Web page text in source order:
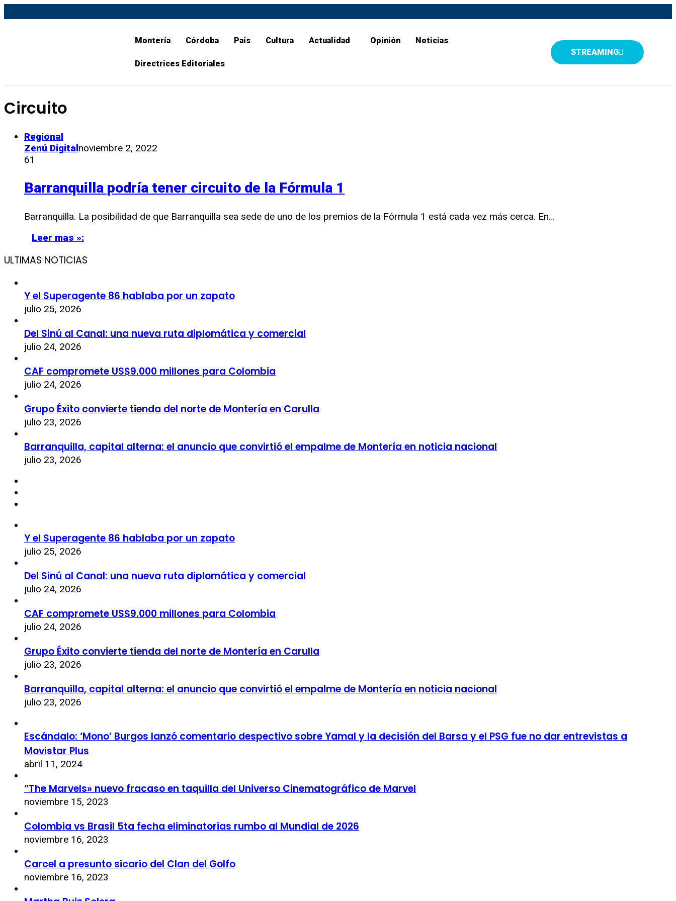
Montería Córdoba País Cultura Actualidad Opinión Noticias
Directrices Editoriales
STREAMING
Circuito
Regional
Zenú Digitalnoviembre 2, 2022
61
Barranquilla podría tener circuito de la Fórmula 1
Barranquilla. La posibilidad de que Barranquilla sea sede de uno de los premios de la Fórmula 1 está cada vez más cerca. En…
Leer mas »:
ULTIMAS NOTICIAS
Y el Superagente 86 hablaba por un zapato
julio 25, 2026
Del Sinú al Canal: una nueva ruta diplomática y comercial
julio 24, 2026
CAF compromete US$9.000 millones para Colombia
julio 24, 2026
Grupo Éxito convierte tienda del norte de Montería en Carulla
julio 23, 2026
Barranquilla, capital alterna: el anuncio que convirtió el empalme de Montería en noticia nacional
julio 23, 2026
Y el Superagente 86 hablaba por un zapato
julio 25, 2026
Del Sinú al Canal: una nueva ruta diplomática y comercial
julio 24, 2026
CAF compromete US$9.000 millones para Colombia
julio 24, 2026
Grupo Éxito convierte tienda del norte de Montería en Carulla
julio 23, 2026
Barranquilla, capital alterna: el anuncio que convirtió el empalme de Montería en noticia nacional
julio 23, 2026
Escándalo: ‘Mono’ Burgos lanzó comentario despectivo sobre Yamal y la decisión del Barsa y el PSG fue no dar entrevistas a
Movistar Plus
abril 11, 2024
“The Marvels» nuevo fracaso en taquilla del Universo Cinematográfico de Marvel
noviembre 15, 2023
Colombia vs Brasil 5ta fecha eliminatorias rumbo al Mundial de 2026
noviembre 16, 2023
Carcel a presunto sicario del Clan del Golfo
noviembre 16, 2023